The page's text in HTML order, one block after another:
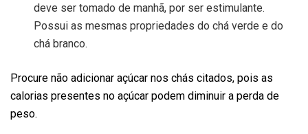
deve ser tomado de manhã, por ser estimulante.
Possui as mesmas propriedades do chá verde e do
chá branco.
Procure não adicionar açúcar nos chás citados, pois as
calorias presentes no açúcar podem diminuir a perda de
peso.